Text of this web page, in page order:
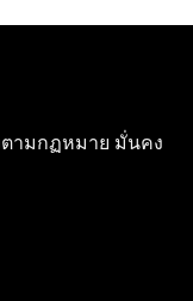
ามกฏหมาย มั่นคง